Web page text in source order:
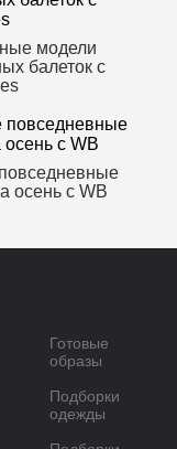
модели
балеток с
осень с WB
Готовые
образы
Подборки
одежды